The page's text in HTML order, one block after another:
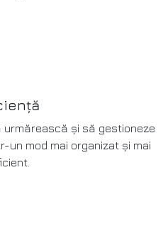
urmărească și să gestioneze
un mod mai organizat și mai